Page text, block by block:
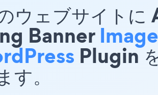
ウェブサイトに
Banner
Plugin
。